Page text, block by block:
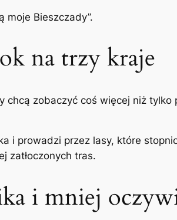
moje Bieszczady”.
na trzy kraje
chcą zobaczyć coś więcej niż
i prowadzi przez lasy, które
zatłoczonych tras.
i mniej